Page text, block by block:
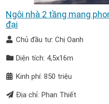
Ngôi nhà 2 tầng mang
đại
Chủ đầu tư: Chị Oanh
Diện tích: 4,5x16m
Kinh phí: 850 triệu
Địa chỉ: Phan Thiết